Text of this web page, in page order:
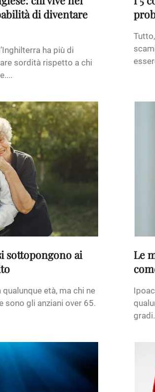
di diventare
ha più di
sordità rispetto a chi
sottopongono ai
età, ma chi ne
sono gli anziani over 65.
Le